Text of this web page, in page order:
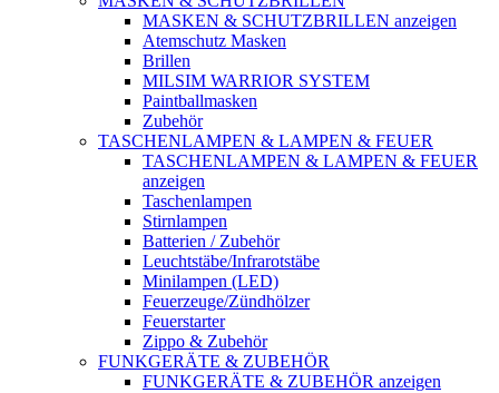
MASKEN & SCHUTZBRILLEN anzeigen
Atemschutz Masken
Brillen
MILSIM WARRIOR SYSTEM
Paintballmasken
Zubehör
TASCHENLAMPEN & LAMPEN & FEUER
TASCHENLAMPEN & LAMPEN & FEUER
anzeigen
Taschenlampen
Stirnlampen
Batterien / Zubehör
Leuchtstäbe/Infrarotstäbe
Minilampen (LED)
Feuerzeuge/Zündhölzer
Feuerstarter
Zippo & Zubehör
FUNKGERÄTE & ZUBEHÖR
FUNKGERÄTE & ZUBEHÖR anzeigen